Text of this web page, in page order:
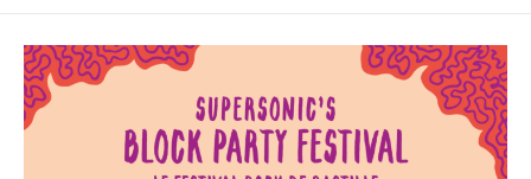
Nos
dix
groupes